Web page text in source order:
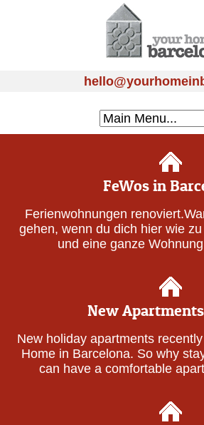
FeWos in
Ferienwohnungen
gehen, wenn du dich hier wie
und eine ganze
New
New holiday apartments
Home in Barcelona. So why
can have a comfortable